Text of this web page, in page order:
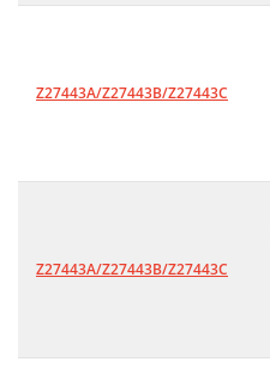
Z27443A/Z27443B/Z27443C
Z27443A/Z27443B/Z27443C